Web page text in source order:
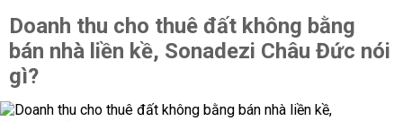
Doanh thu cho thuê đất không bằng
bán nhà liền kề, Sonadezi Châu Đức nói
gì?